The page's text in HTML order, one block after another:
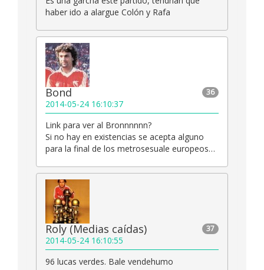
haber ido a alargue Colón y Rafa
36
Bond
2014-05-24 16:10:37
Link para ver al Bronnnnnn?
Si no hay en existencias se acepta alguno
para la final de los metrosesuale europeos…
37
Roly (Medias caídas)
2014-05-24 16:10:55
96 lucas verdes. Bale vendehumo